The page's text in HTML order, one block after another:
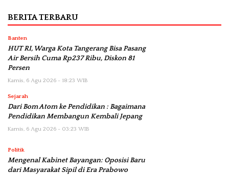
BERITA TERBARU
Banten
HUT RI, Warga Kota Tangerang Bisa Pasang
Air Bersih Cuma Rp237 Ribu, Diskon 81
Persen
Kamis, 6 Agu 2026 - 18:23 WIB
Sejarah
Dari Bom Atom ke Pendidikan : Bagaimana
Pendidikan Membangun Kembali Jepang
Kamis, 6 Agu 2026 - 03:23 WIB
Politik
Mengenal Kabinet Bayangan: Oposisi Baru
dari Masyarakat Sipil di Era Prabowo